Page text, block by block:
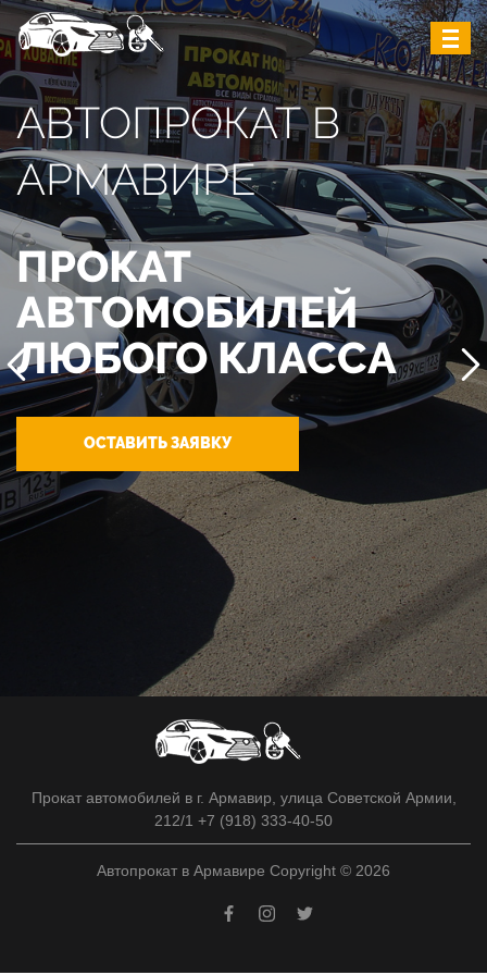
АВТОПРОКАТ В
АРМАВИРЕ
ПРОКАТ
АВТОМОБИЛЕЙ
ЛЮБОГО КЛАССА
ОСТАВИТЬ ЗАЯВКУ
Прокат автомобилей в г. Армавир, улица Советской Армии,
212/1 +7 (918) 333-40-50
Автопрокат в Армавире Copyright © 2026